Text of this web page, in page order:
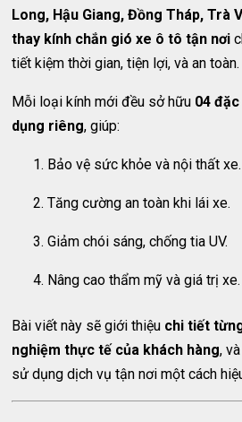
Long, Hậu Giang, Đồng Tháp, Trà
thay kính chắn gió xe ô tô tận nơi
tiết kiệm thời gian, tiện lợi, và an toàn.
Mỗi loại kính mới đều sở hữu 04
dụng riêng, giúp:
Bảo vệ sức khỏe và nội thất xe.
Tăng cường an toàn khi lái xe.
Giảm chói sáng, chống tia UV.
Nâng cao thẩm mỹ và giá trị xe.
Bài viết này sẽ giới thiệu chi tiết
nghiệm thực tế của khách hàng,
sử dụng dịch vụ tận nơi một cách